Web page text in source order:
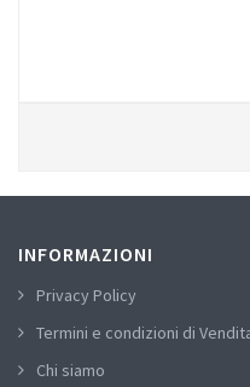
INFORMAZIONI
Privacy Policy
Termini e condizioni di
Chi siamo